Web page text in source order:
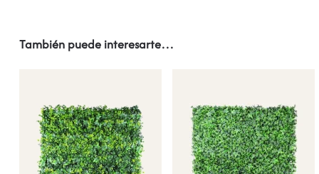
También puede interesarte…